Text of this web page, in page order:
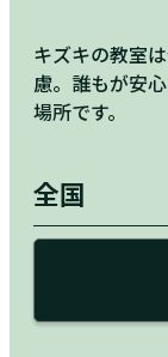
キズキの教室
慮。誰もが安
場所です。
全国